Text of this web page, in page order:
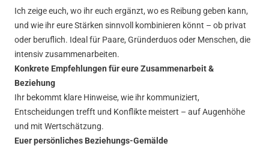
Ich zeige euch, wo ihr euch ergänzt, wo es Reibung geben kann,
und wie ihr eure Stärken sinnvoll kombinieren könnt – ob privat
oder beruflich. Ideal für Paare, Gründerduos oder Menschen, die
intensiv zusammenarbeiten.
Konkrete Empfehlungen für eure Zusammenarbeit &
Beziehung
Ihr bekommt klare Hinweise, wie ihr kommuniziert,
Entscheidungen trefft und Konflikte meistert – auf Augenhöhe
und mit Wertschätzung.
Euer persönliches Beziehungs-Gemälde